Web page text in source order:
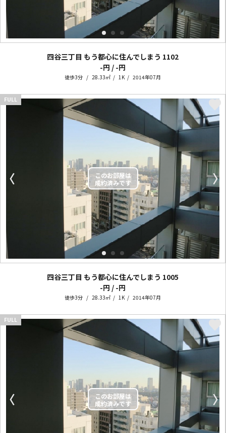
四谷三丁目 もう都心に住んでしまう 1102
-円 / -円
徒歩3分 28.33㎡ 1K 2014年07月
〈 〉
FULL
四谷三丁目 もう都心に住んでしまう 1005
-円 / -円
徒歩3分 28.33㎡ 1K 2014年07月
〈 〉
FULL